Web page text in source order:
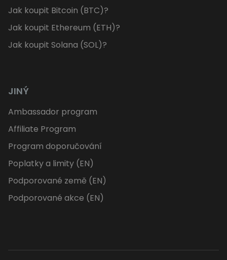
Jak koupit Bitcoin (BTC)?
Jak koupit Ethereum (ETH)?
Jak koupit Solana (SOL)?
JINÝ
Ambassador program
Affiliate Program
Program doporučování
Poplatky a limity (EN)
Podporované země (EN)
Podporované akce (EN)